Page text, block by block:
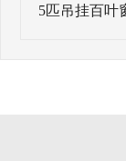
5匹吊挂百